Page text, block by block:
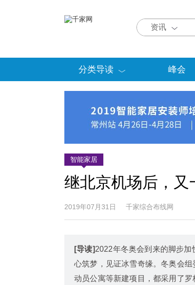
资讯
分类导读 峰会
智能家居
继北京机场后，又
2019年07月31日 千家综合布线网
[导读]2022年冬奥会到来的脚步
心筑梦，见证冰雪奇缘。冬奥会
动员公寓等新建项目，都采用了罗